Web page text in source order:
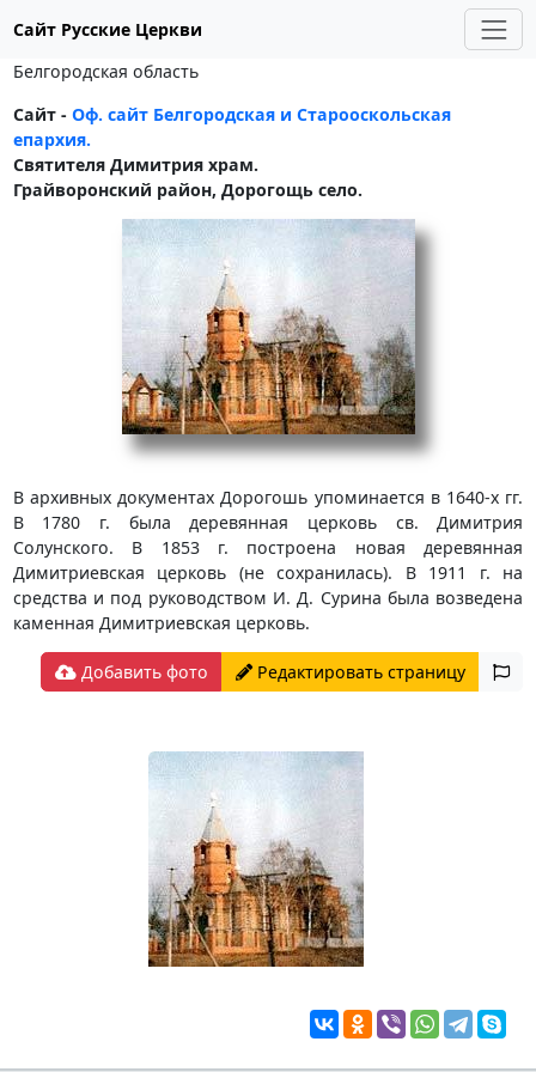
Сайт Русские Церкви
Белгородская область
Сайт - Оф. сайт Белгородская и Старооскольская
епархия.
Святителя Димитрия храм.
Грайворонский район, Дорогощь село.
В архивных документах Дорогошь упоминается в 1640-х гг.
В 1780 г. была деревянная церковь св. Димитрия
Солунского. В 1853 г. построена новая деревянная
Димитриевская церковь (не сохранилась). В 1911 г. на
средства и под руководством И. Д. Сурина была возведена
каменная Димитриевская церковь.
Добавить фото Редактировать страницу